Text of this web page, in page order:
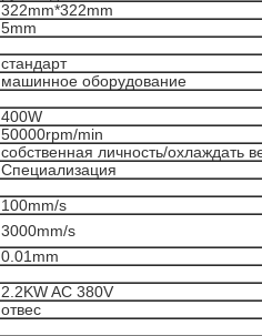
322mm*322mm
5mm
стандарт
машинное оборудование
400W
50000rpm/min
собственная личность/охлаждать
Специализация
100mm/s
3000mm/s
0.01mm
2.2KW AC 380V
отвес